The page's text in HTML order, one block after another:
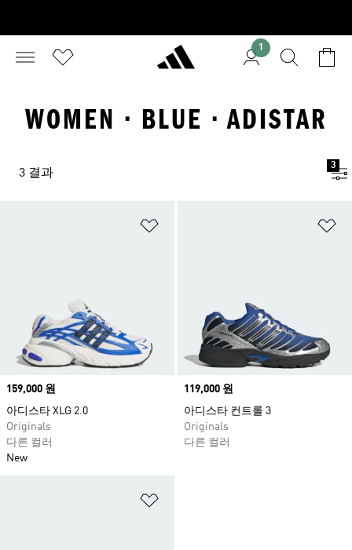
1
WOMEN · BLUE · ADISTAR
3 결과
3
Price
159,000 원
아디스타 XLG 2.0
Originals
다른 컬러
New
Price
119,000 원
아디스타 컨트롤 3
Originals
다른 컬러